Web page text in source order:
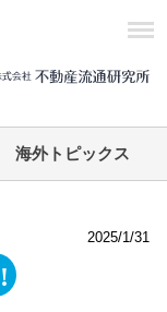
海外トピックス
2025/1/31